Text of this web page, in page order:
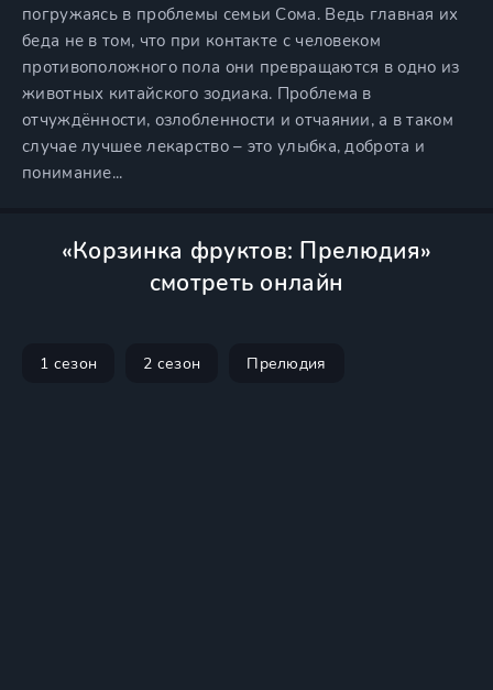
погружаясь в проблемы семьи Сома. Ведь главная их
беда не в том, что при контакте с человеком
противоположного пола они превращаются в одно из
животных китайского зодиака. Проблема в
отчуждённости, озлобленности и отчаянии, а в таком
случае лучшее лекарство – это улыбка, доброта и
понимание...
«Корзинка фруктов: Прелюдия»
смотреть онлайн
1 сезон 2 сезон Прелюдия